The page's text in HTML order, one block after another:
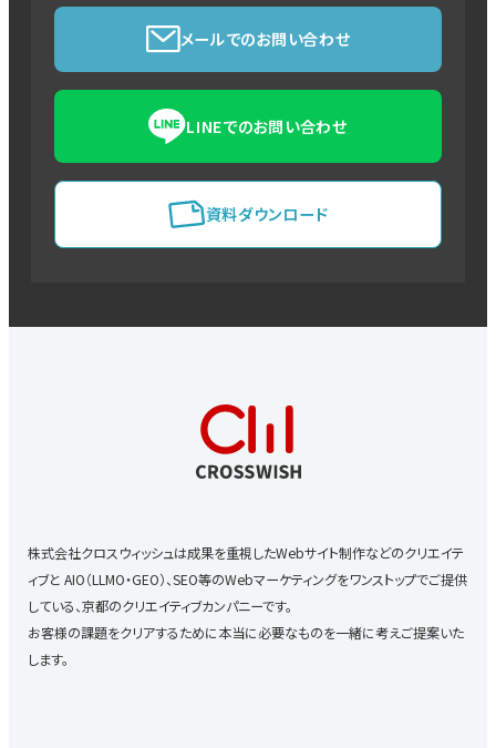
メールでのお問い合わせ
LINEでのお問い合わせ
資料ダウンロード
株式会社クロスウィッシュは成果を重視したWebサイト制作などのクリエイテ
ィブと AIO（LLMO・GEO）、SEO等のWebマーケティングをワンストップでご提供
している、京都のクリエイティブカンパニーです。
お客様の課題をクリアするために本当に必要なものを一緒に考えご提案いた
します。